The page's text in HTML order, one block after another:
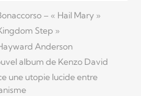
– « Hail Mary »
Step »
Anderson
album de Kenzo David
une utopie lucide entre